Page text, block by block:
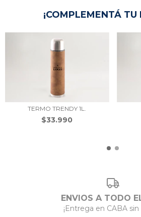
¡COMPLEMENTÁ TU
TERMO TRENDY 1L.
$33.990
ENVIOS A TODO
¡Entrega en CABA